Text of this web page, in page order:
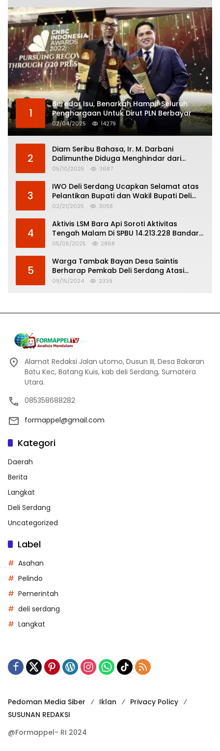
1
Beredar Isu, Benarkah Hampir Seluruh
Penghargaan Untuk Dirut PLN Berbayar
02/04/2025 14279
2
Diam Seribu Bahasa, Ir. M. Darbani
Dalimunthe Diduga Menghindar dari
Pertanggungjawaban Politik
05/10/2025 3687
3
IWO Deli Serdang Ucapkan Selamat atas
Pelantikan Bupati dan Wakil Bupati Deli
Serdang
02/21/2025 3058
4
Aktivis LSM Bara Api Soroti Aktivitas
Tengah Malam Di SPBU 14.213.228 Bandar
Tinggi
05/05/2025 2868
5
Warga Tambak Bayan Desa Saintis
Berharap Pemkab Deli Serdang Atasi
Banjir
09/15/2024 2339
Alamat Redaksi Jalan utomo, Dusun III, Desa Bakaran
Batu Kec, Batang Kuis, kab deli Serdang, Sumatera
Utara.
085358688282
formappel@gmail.com
Kategori
Daerah
Berita
Langkat
Deli Serdang
Uncategorized
Label
Asahan
Pelindo
Pemerintah
deli serdang
Langkat
Pedoman Media Siber Iklan
Privacy Policy
SUSUNAN REDAKSI
@Formappel- RI 2024